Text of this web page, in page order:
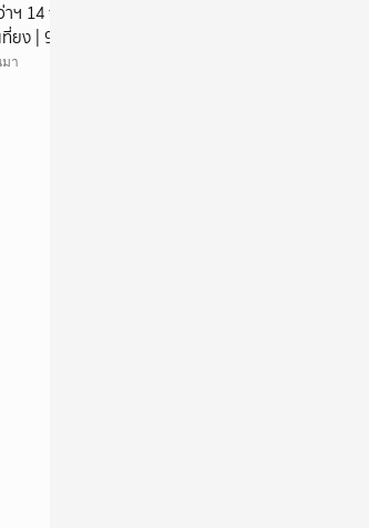
14 จว.ใต้ สแตนด์บายรับมือน้ำ
ยง | 9 ส.ค. 69 | NationTV22
า